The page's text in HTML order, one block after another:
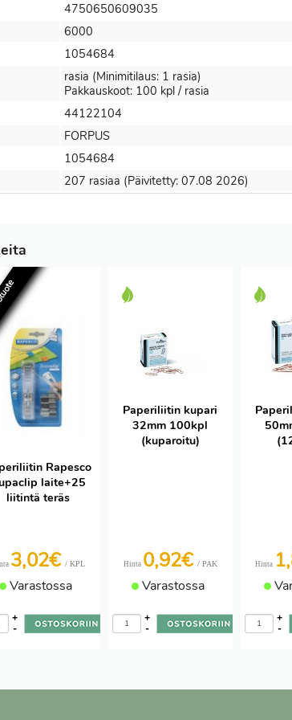
4750650609035
6000
1054684
rasia (Minimitilaus: 1 rasia)
Pakkauskoot: 100 kpl / rasia
44122104
FORPUS
1054684
207 rasiaa (Päivitetty: 07.08 2026)
Rapesco
laite+25
liitintä teräs
3,02€/ KPL
Varastossa
-
+
Paperiliitin kupari
32mm 100kpl
(kuparoitu)
Hinta 0,92€ / PAK
Varastossa
-
+
Hinta
-
+